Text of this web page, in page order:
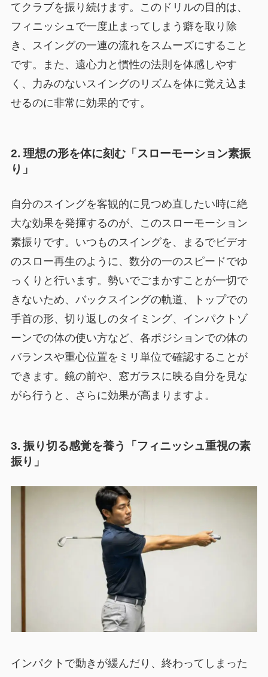
てクラブを振り続けます。このドリルの目的は、
フィニッシュで一度止まってしまう癖を取り除
き、スイングの一連の流れをスムーズにすること
です。また、遠心力と慣性の法則を体感しやす
く、力みのないスイングのリズムを体に覚え込ま
せるのに非常に効果的です。
2. 理想の形を体に刻む「スローモーション素振
り」
自分のスイングを客観的に見つめ直したい時に絶
大な効果を発揮するのが、このスローモーション
素振りです。いつものスイングを、まるでビデオ
のスロー再生のように、数分の一のスピードでゆ
っくりと行います。勢いでごまかすことが一切で
きないため、バックスイングの軌道、トップでの
手首の形、切り返しのタイミング、インパクトゾ
ーンでの体の使い方など、各ポジションでの体の
バランスや重心位置をミリ単位で確認することが
できます。鏡の前や、窓ガラスに映る自分を見な
がら行うと、さらに効果が高まりますよ。
3. 振り切る感覚を養う「フィニッシュ重視の素
振り」
インパクトで動きが緩んだり、終わってしまった